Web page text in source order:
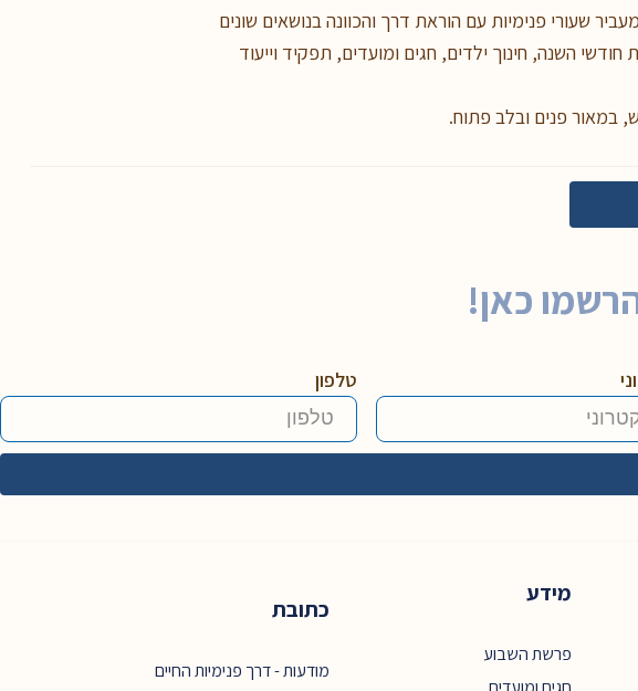
שעורי פנימיות עם הוראת דרך והכוונה בנושאים שונים
השנה, חינוך ילדים, חגים ומועדים, תפקיד וייעוד
במאור פנים ובלב פתוח.
כאן!
טלפון
כתובת
מודעות - דרך פנימיות החיים
מידע
פרשת השבוע